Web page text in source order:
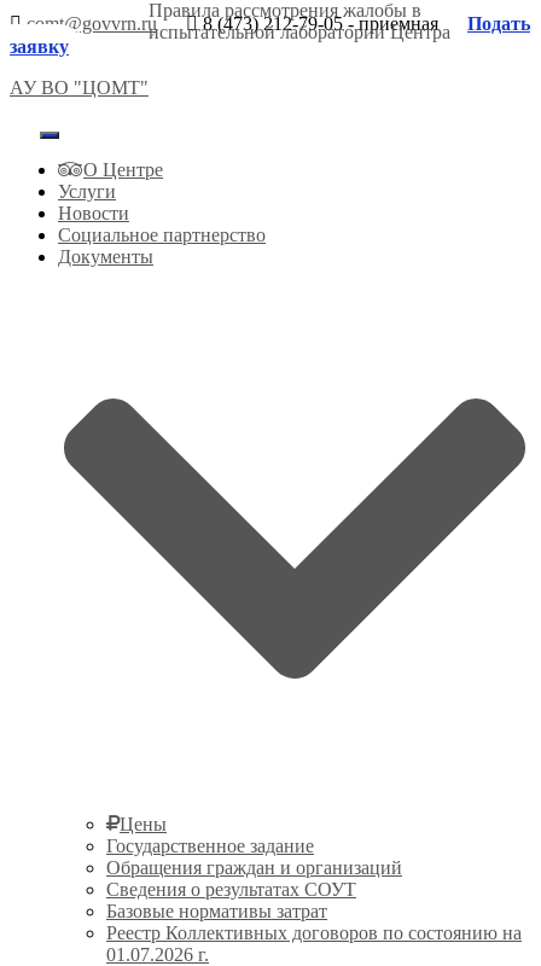
comt@govvrn.ru 8 (473) 212-79-05 - приемная
Подать
заявку
АУ ВО "ЦОМТ"
Переключить
навигацию
О Центре
Услуги
Новости
Социальное партнерство
Документы
Цены
Государственное задание
Обращения граждан и организаций
Сведения о результатах СОУТ
Базовые нормативы затрат
Реестр Коллективных договоров по состоянию на
01.07.2026 г.
Правила рассмотрения жалобы в
испытательной лаборатории Центра